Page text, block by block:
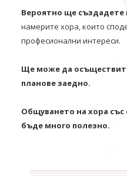
Вероятно ще създадете
намерите хора, които
професионални интереси.
Ще може да
планове заедно.
Общуването на хора
бъде много полезно.